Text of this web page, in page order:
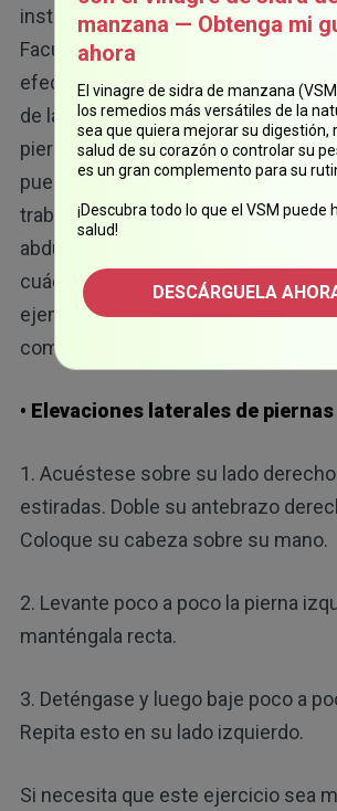
instructora de medicina física y
Facultad de Medicina de Harvard,
efecto secundario de que los
de la cadera son débiles o que los
piernas están rígidos. La Dra.
puede aliviar el dolor de rodilla con
trabajen una variedad de músculos,
abductores de la cadera, los
cuádriceps. A continuación,
ejemplos que puede hacer en el
comodidad de su casa:
• Elevaciones laterales de piernas
1. Acuéstese sobre su lado
estiradas. Doble su antebrazo
Coloque su cabeza sobre su mano.
2. Levante poco a poco la pierna
manténgala recta.
3. Deténgase y luego baje poco a
Repita esto en su lado izquierdo.
Si necesita que este ejercicio sea
manzana — Obtenga mi
ahora
El vinagre de sidra de manzana
los remedios más versátiles de la
sea que quiera mejorar su digestión,
salud de su corazón o controlar su
es un gran complemento para su
¡Descubra todo lo que el VSM puede
salud!
DESCÁRGUELA